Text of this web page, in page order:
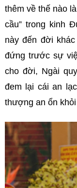
thêm về thế nào
cầu” trong kinh
này đến đời
đứng trước sự
cho đời, Ngài
đem lại cái an
thượng an ổn